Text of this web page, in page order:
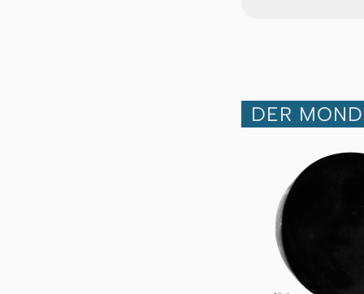
DER